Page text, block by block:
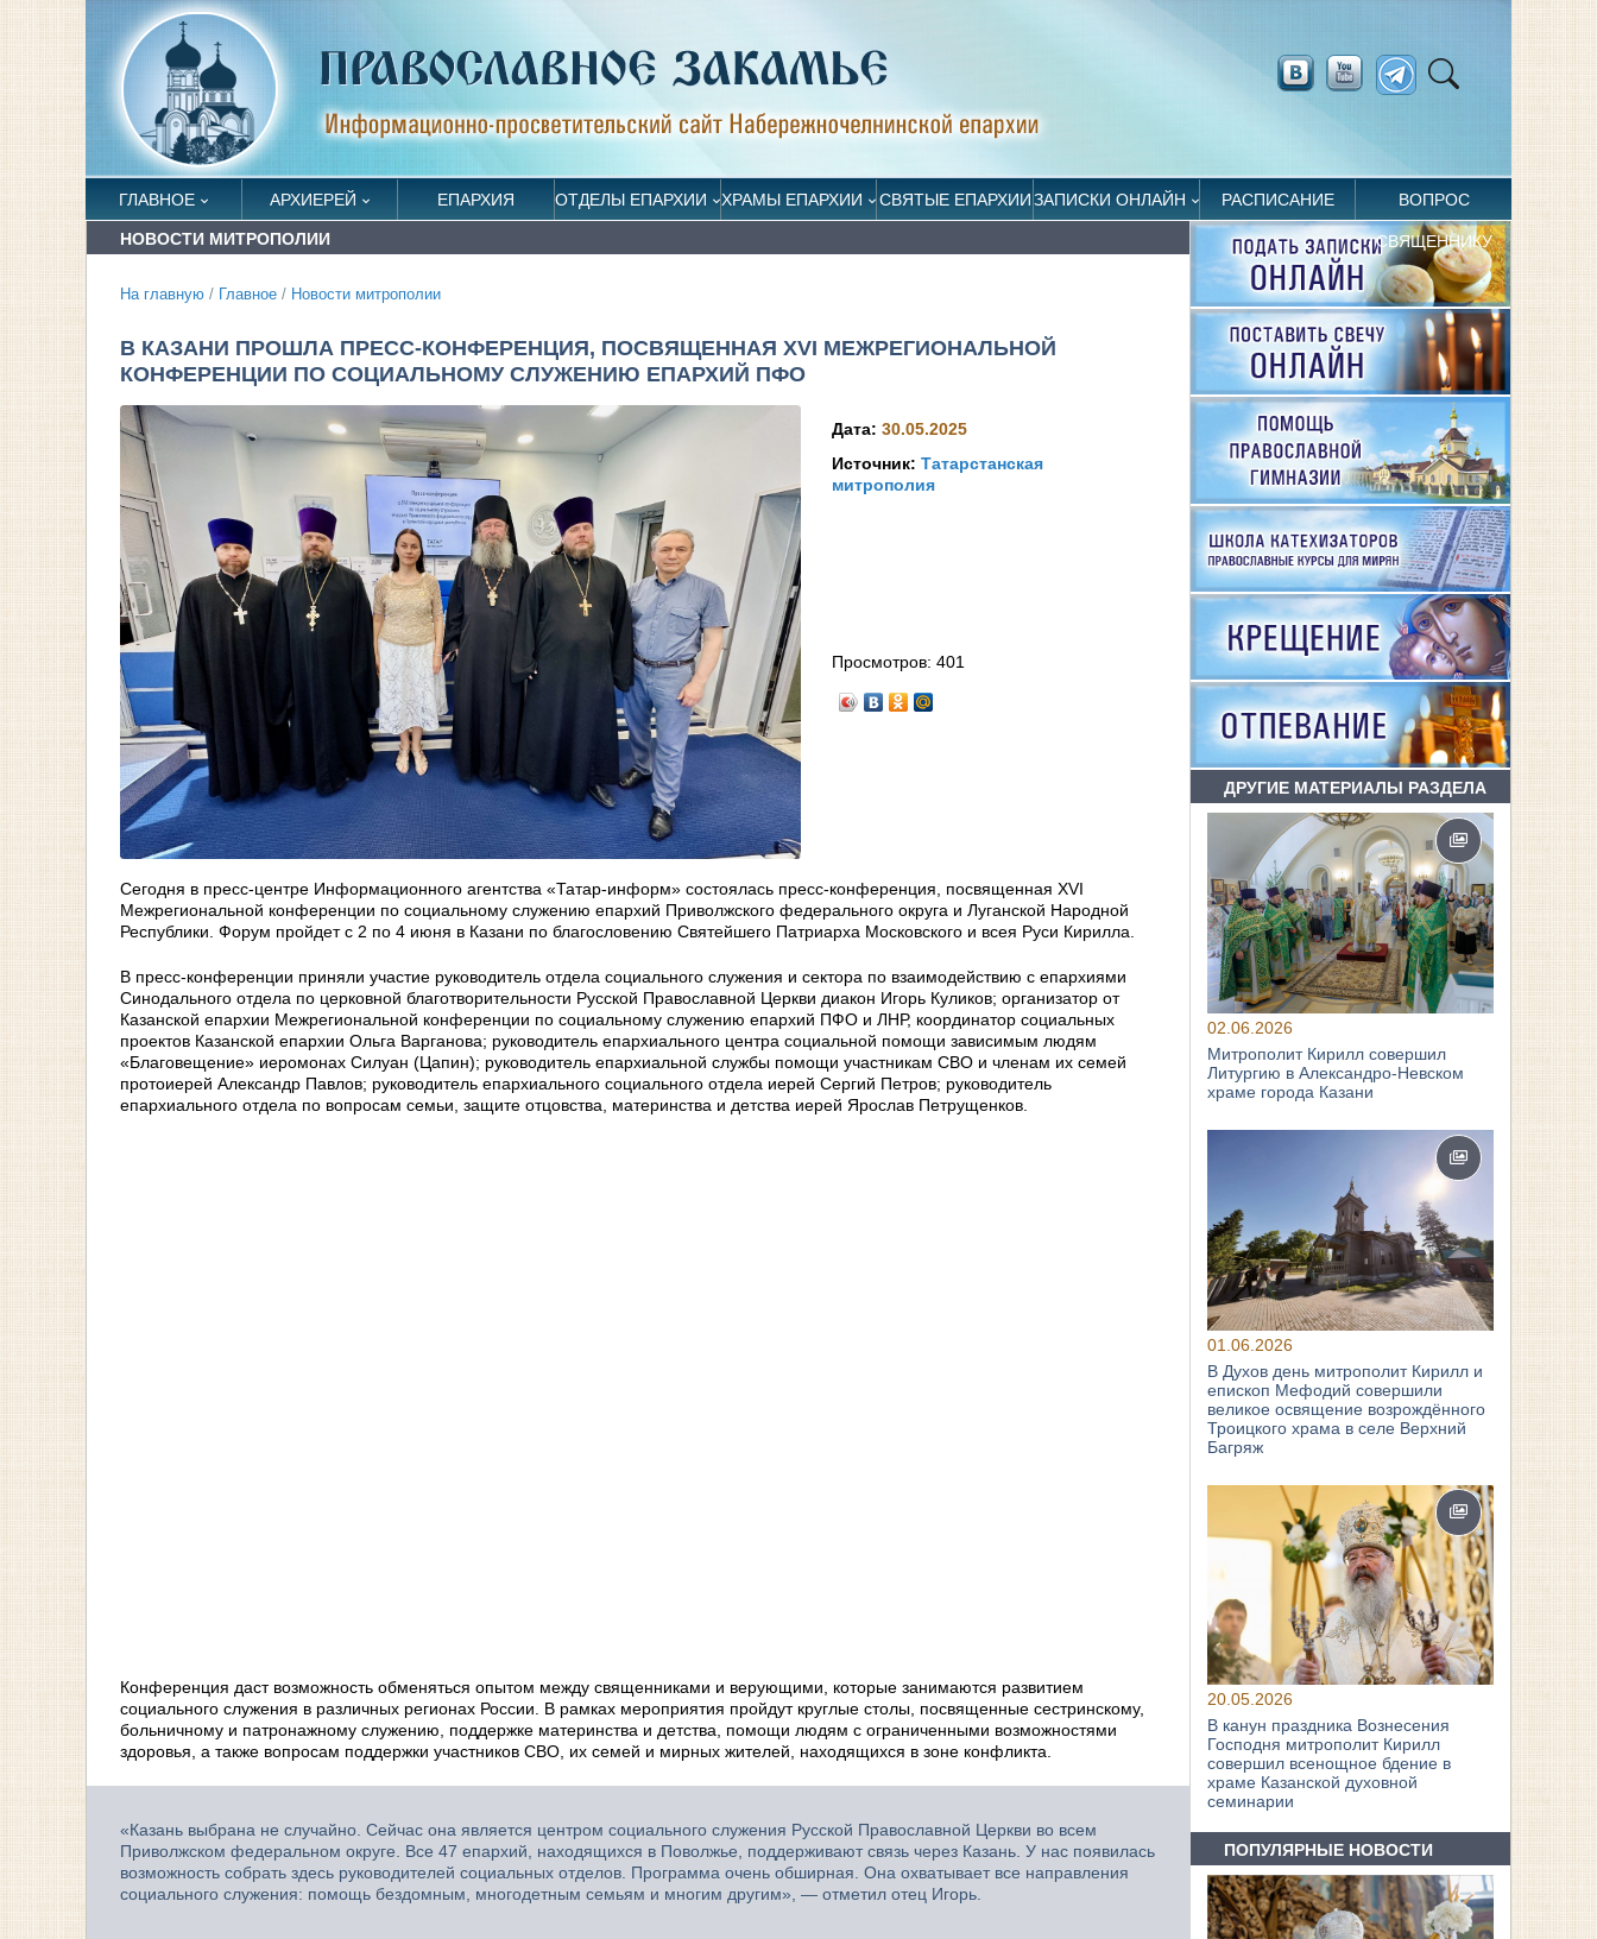
ГЛАВНОЕ АРХИЕРЕЙ ЕПАРХИЯ ОТДЕЛЫ ЕПАРХИИ ХРАМЫ ЕПАРХИИ СВЯТЫЕ ЕПАРХИИЗАПИСКИ ОНЛАЙН РАСПИСАНИЕ ВОПРОС
СВЯЩЕННИКУ
НОВОСТИ МИТРОПОЛИИ
На главную / Главное / Новости митрополии
В КАЗАНИ ПРОШЛА ПРЕСС-КОНФЕРЕНЦИЯ, ПОСВЯЩЕННАЯ XVI МЕЖРЕГИОНАЛЬНОЙ
КОНФЕРЕНЦИИ ПО СОЦИАЛЬНОМУ СЛУЖЕНИЮ ЕПАРХИЙ ПФО
Дата:30.05.2025
Источник:Татарстанская
митрополия
Просмотров:401
Сегодня в пресс-центре Информационного агентства «Татар-информ» состоялась пресс-конференция, посвященная XVI
Межрегиональной конференции по социальному служению епархий Приволжского федерального округа и Луганской Народной
Республики. Форум пройдет с 2 по 4 июня в Казани по благословению Святейшего Патриарха Московского и всея Руси Кирилла.
В пресс-конференции приняли участие руководитель отдела социального служения и сектора по взаимодействию с епархиями
Синодального отдела по церковной благотворительности Русской Православной Церкви диакон Игорь Куликов; организатор от
Казанской епархии Межрегиональной конференции по социальному служению епархий ПФО и ЛНР, координатор социальных
проектов Казанской епархии Ольга Варганова; руководитель епархиального центра социальной помощи зависимым людям
«Благовещение» иеромонах Силуан (Цапин); руководитель епархиальной службы помощи участникам СВО и членам их семей
протоиерей Александр Павлов; руководитель епархиального социального отдела иерей Сергий Петров; руководитель
епархиального отдела по вопросам семьи, защите отцовства, материнства и детства иерей Ярослав Петрущенков.
Конференция даст возможность обменяться опытом между священниками и верующими, которые занимаются развитием
социального служения в различных регионах России. В рамках мероприятия пройдут круглые столы, посвященные сестринскому,
больничному и патронажному служению, поддержке материнства и детства, помощи людям с ограниченными возможностями
здоровья, а также вопросам поддержки участников СВО, их семей и мирных жителей, находящихся в зоне конфликта.
«Казань выбрана не случайно. Сейчас она является центром социального служения Русской Православной Церкви во всем
Приволжском федеральном округе. Все 47 епархий, находящихся в Поволжье, поддерживают связь через Казань. У нас появилась
возможность собрать здесь руководителей социальных отделов. Программа очень обширная. Она охватывает все направления
социального служения: помощь бездомным, многодетным семьям и многим другим», — отметил отец Игорь.
ДРУГИЕ МАТЕРИАЛЫ РАЗДЕЛА
02.06.2026
Митрополит Кирилл совершил
Литургию в Александро-Невском
храме города Казани
01.06.2026
В Духов день митрополит Кирилл и
епископ Мефодий совершили
великое освящение возрождённого
Троицкого храма в селе Верхний
Багряж
20.05.2026
В канун праздника Вознесения
Господня митрополит Кирилл
совершил всенощное бдение в
храме Казанской духовной
семинарии
ПОПУЛЯРНЫЕ НОВОСТИ